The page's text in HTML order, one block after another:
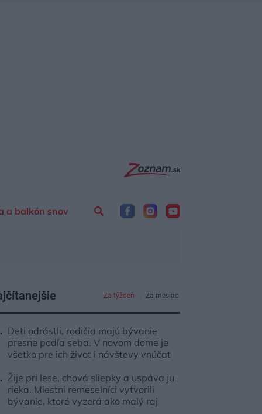
a balkón snov
Za týždeň Za mesiac
Deti odrástli, rodičia majú bývanie
presne podľa seba. V novom dome je
všetko pre ich život i návštevy vnúčat
Žije pri lese, chová sliepky a uspáva ju
rieka. Miestni remeselníci vytvorili
bývanie, ktoré vyzerá ako malý raj